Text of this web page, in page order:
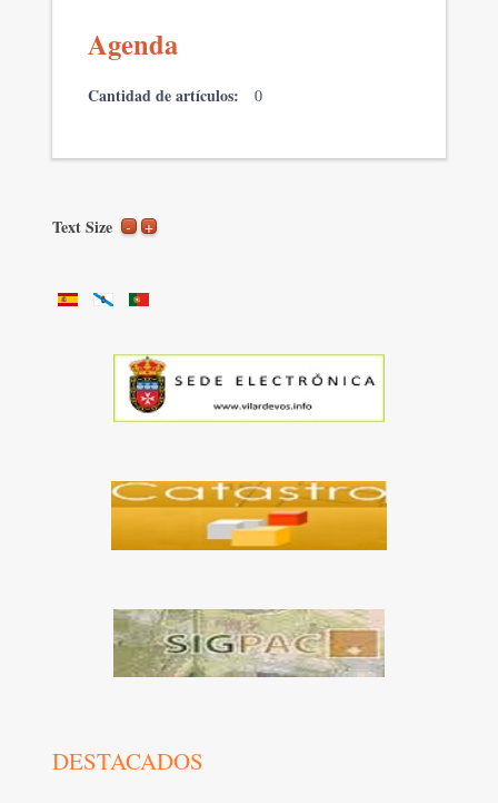
Agenda
Cantidad de artículos: 0
Text Size
DESTACADOS